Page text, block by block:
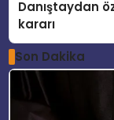
Danıştaydan
kararı
Son Dakika